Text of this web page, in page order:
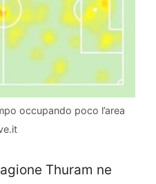
occupando poco l’area
Thuram ne